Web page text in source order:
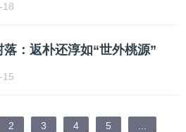
18
：返朴还淳如“世外桃源”
15
2 3 4 5